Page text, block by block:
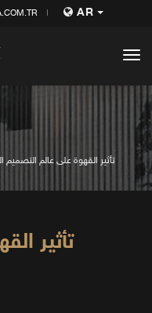
AR
تأثير القهوة على عالم التصميم
تأثير